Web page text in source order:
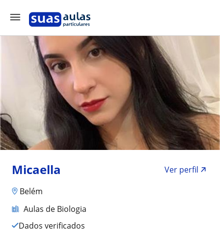
Micaella
Ver perfil
Belém
Aulas de Biologia
Dados verificados